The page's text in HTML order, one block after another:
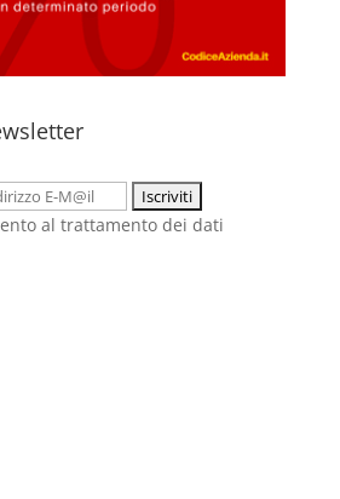
al trattamento dei dati